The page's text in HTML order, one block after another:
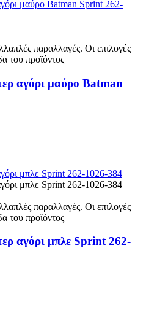
παραλλαγές. Οι επιλογές
του προϊόντος
αγόρι μαύρο Batman
παραλλαγές. Οι επιλογές
του προϊόντος
αγόρι μπλε Sprint 262-